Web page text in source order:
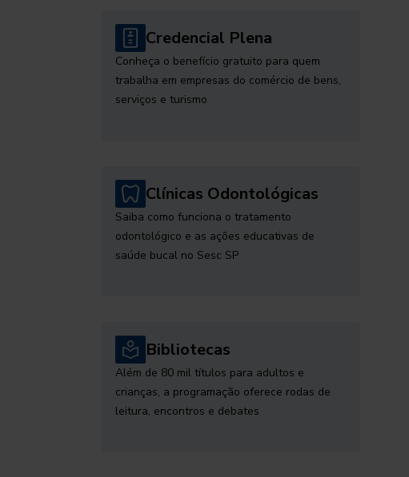
Credencial Plena
Conheça o benefício gratuito para quem
trabalha em empresas do comércio de bens,
serviços e turismo
Clínicas Odontológicas
Saiba como funciona o tratamento
odontológico e as ações educativas de
saúde bucal no Sesc SP
Bibliotecas
Além de 80 mil títulos para adultos e
crianças, a programação oferece rodas de
leitura, encontros e debates